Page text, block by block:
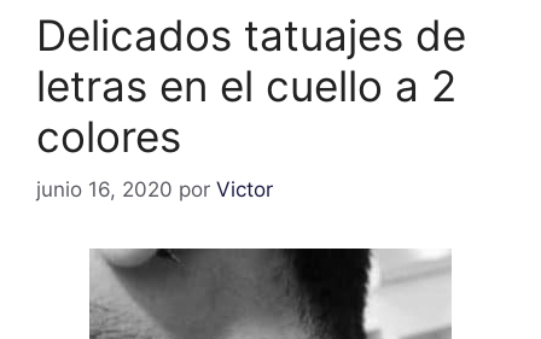
Delicados tatuajes de
letras en el cuello a 2
colores
junio 16, 2020 por Victor